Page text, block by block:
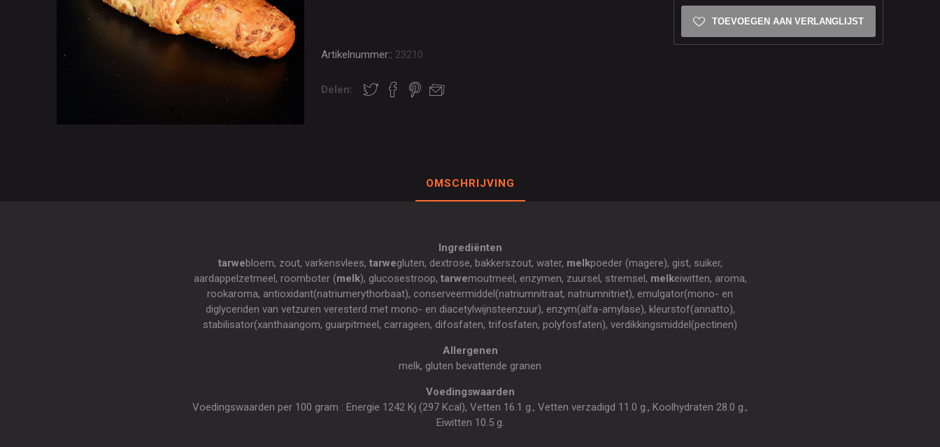
Artikelnummer:: 23210
Delen:
TOEVOEGEN AAN VERLANGLIJST
OMSCHRIJVING
Ingrediënten
tarwebloem, zout, varkensvlees, tarwegluten, dextrose, bakkerszout, water, melkpoeder (magere), gist, suiker,
aardappelzetmeel, roomboter (melk), glucosestroop, tarwemoutmeel, enzymen, zuursel, stremsel, melkeiwitten, aroma,
rookaroma, antioxidant(natriumerythorbaat), conserveermiddel(natriumnitraat, natriumnitriet), emulgator(mono- en
diglyceriden van vetzuren veresterd met mono- en diacetylwijnsteenzuur), enzym(alfa-amylase), kleurstof(annatto),
stabilisator(xanthaangom, guarpitmeel, carrageen, difosfaten, trifosfaten, polyfosfaten), verdikkingsmiddel(pectinen)
Allergenen
melk, gluten bevattende granen
Voedingswaarden
Voedingswaarden per 100 gram : Energie 1242 Kj (297 Kcal), Vetten 16.1 g., Vetten verzadigd 11.0 g., Koolhydraten 28.0 g.,
Eiwitten 10.5 g.